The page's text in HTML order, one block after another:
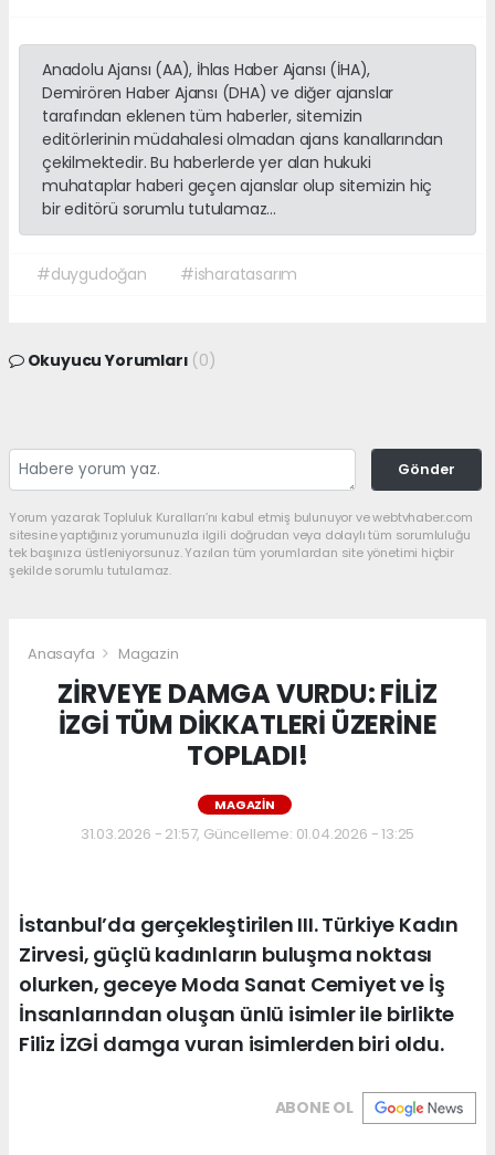
Anadolu Ajansı (AA), İhlas Haber Ajansı (İHA),
Demirören Haber Ajansı (DHA) ve diğer ajanslar
tarafından eklenen tüm haberler, sitemizin
editörlerinin müdahalesi olmadan ajans kanallarından
çekilmektedir. Bu haberlerde yer alan hukuki
muhataplar haberi geçen ajanslar olup sitemizin hiç
bir editörü sorumlu tutulamaz...
#duygudoğan #isharatasarım
Okuyucu Yorumları (0)
Gönder
Yorum yazarak Topluluk Kuralları’nı kabul etmiş bulunuyor ve webtvhaber.com
sitesine yaptığınız yorumunuzla ilgili doğrudan veya dolaylı tüm sorumluluğu
tek başınıza üstleniyorsunuz. Yazılan tüm yorumlardan site yönetimi hiçbir
şekilde sorumlu tutulamaz.
Anasayfa Magazin
ZİRVEYE DAMGA VURDU: FİLİZ
İZGİ TÜM DİKKATLERİ ÜZERİNE
TOPLADI!
MAGAZIN
31.03.2026 - 21:57, Güncelleme: 01.04.2026 - 13:25
İstanbul’da gerçekleştirilen III. Türkiye Kadın
Zirvesi, güçlü kadınların buluşma noktası
olurken, geceye Moda Sanat Cemiyet ve İş
İnsanlarından oluşan ünlü isimler ile birlikte
Filiz İZGİ damga vuran isimlerden biri oldu.
ABONE OL